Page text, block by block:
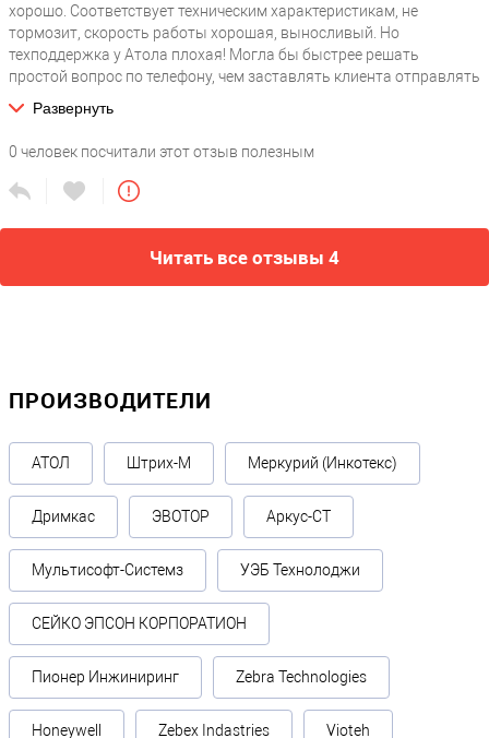
хорошо. Соответствует техническим характеристикам, не
тормозит, скорость работы хорошая, выносливый. Но
техподдержка у Атола плохая! Могла бы быстрее решать
простой вопрос по телефону, чем заставлять клиента отправлять
Развернуть
0 человек посчитали этот отзыв полезным
Читать все отзывы 4
ПРОИЗВОДИТЕЛИ
АТОЛ Штрих-М Меркурий (Инкотекс)
Дримкас ЭВОТОР Аркус-СТ
Мультисофт-Системз УЭБ Технолоджи
СЕЙКО ЭПСОН КОРПОРАТИОН
Пионер Инжиниринг Zebra Technologies
Honeywell Zebex Indastries Vioteh